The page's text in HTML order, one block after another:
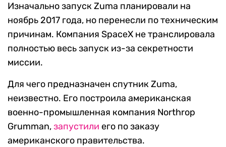
Изначально запуск Zuma планировали на
ноябрь 2017 года, но перенесли по техническим
причинам. Компания SpaceX не транслировала
полностью весь запуск из-за секретности
миссии.
Для чего предназначен спутник Zuma,
неизвестно. Его построила американская
военно-промышленная компания Northrop
Grumman,запустили его по заказу
американского правительства.